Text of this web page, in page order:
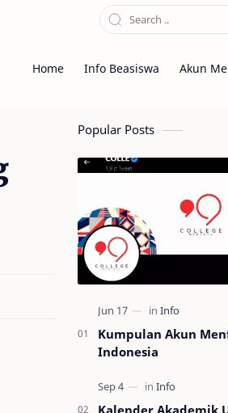
Home Info Beasiswa Akun
Popular Posts
Kumpulan Akun
Indonesia
Kalender Akademik